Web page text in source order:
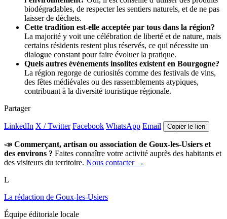
biodégradables, de respecter les sentiers naturels, et de ne pas
laisser de déchets.
Cette tradition est-elle acceptée par tous dans la région?
La majorité y voit une célébration de liberté et de nature, mais
certains résidents restent plus réservés, ce qui nécessite un
dialogue constant pour faire évoluer la pratique.
Quels autres événements insolites existent en Bourgogne?
La région regorge de curiosités comme des festivals de vins,
des fêtes médiévales ou des rassemblements atypiques,
contribuant à la diversité touristique régionale.
Partager
LinkedIn X / Twitter Facebook WhatsApp Email Copier le lien
📣 Commerçant, artisan ou association de Goux-les-Usiers et
des environs ? Faites connaître votre activité auprès des habitants et
des visiteurs du territoire. Nous contacter →
L
La rédaction de Goux-les-Usiers
Équipe éditoriale locale